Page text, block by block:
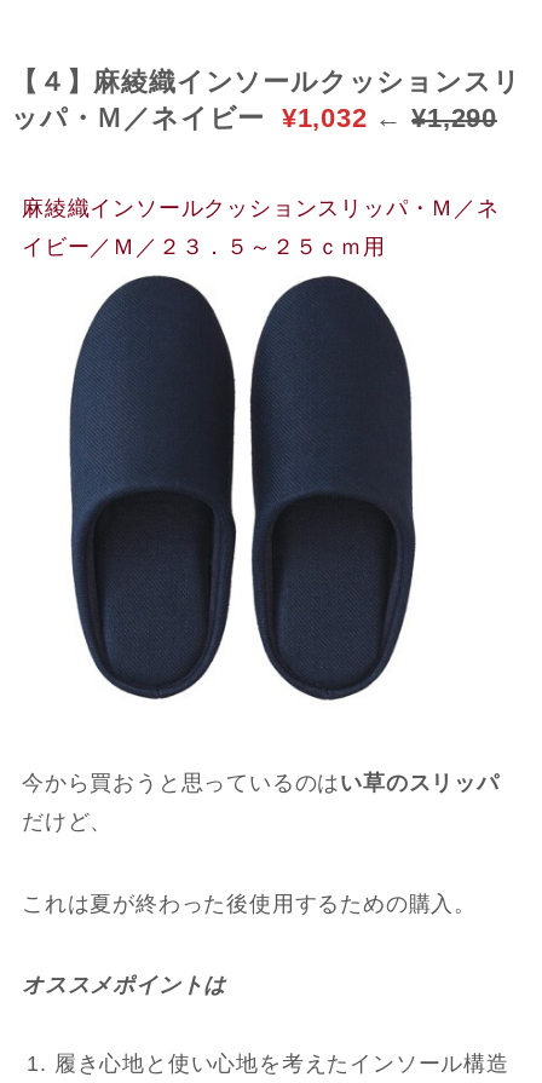
【４】麻綾織インソールクッションスリ
ッパ・Ｍ／ネイビー ¥1,032 ←¥1,290
麻綾織インソールクッションスリッパ・Ｍ／ネ
イビー／Ｍ／２３．５～２５ｃｍ用
今から買おうと思っているのはい草のスリッパ
だけど、
これは夏が終わった後使用するための購入。
オススメポイントは
履き心地と使い心地を考えたインソール構造